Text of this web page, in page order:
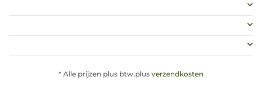
* Alle prijzen plus btw.plus verzendkosten